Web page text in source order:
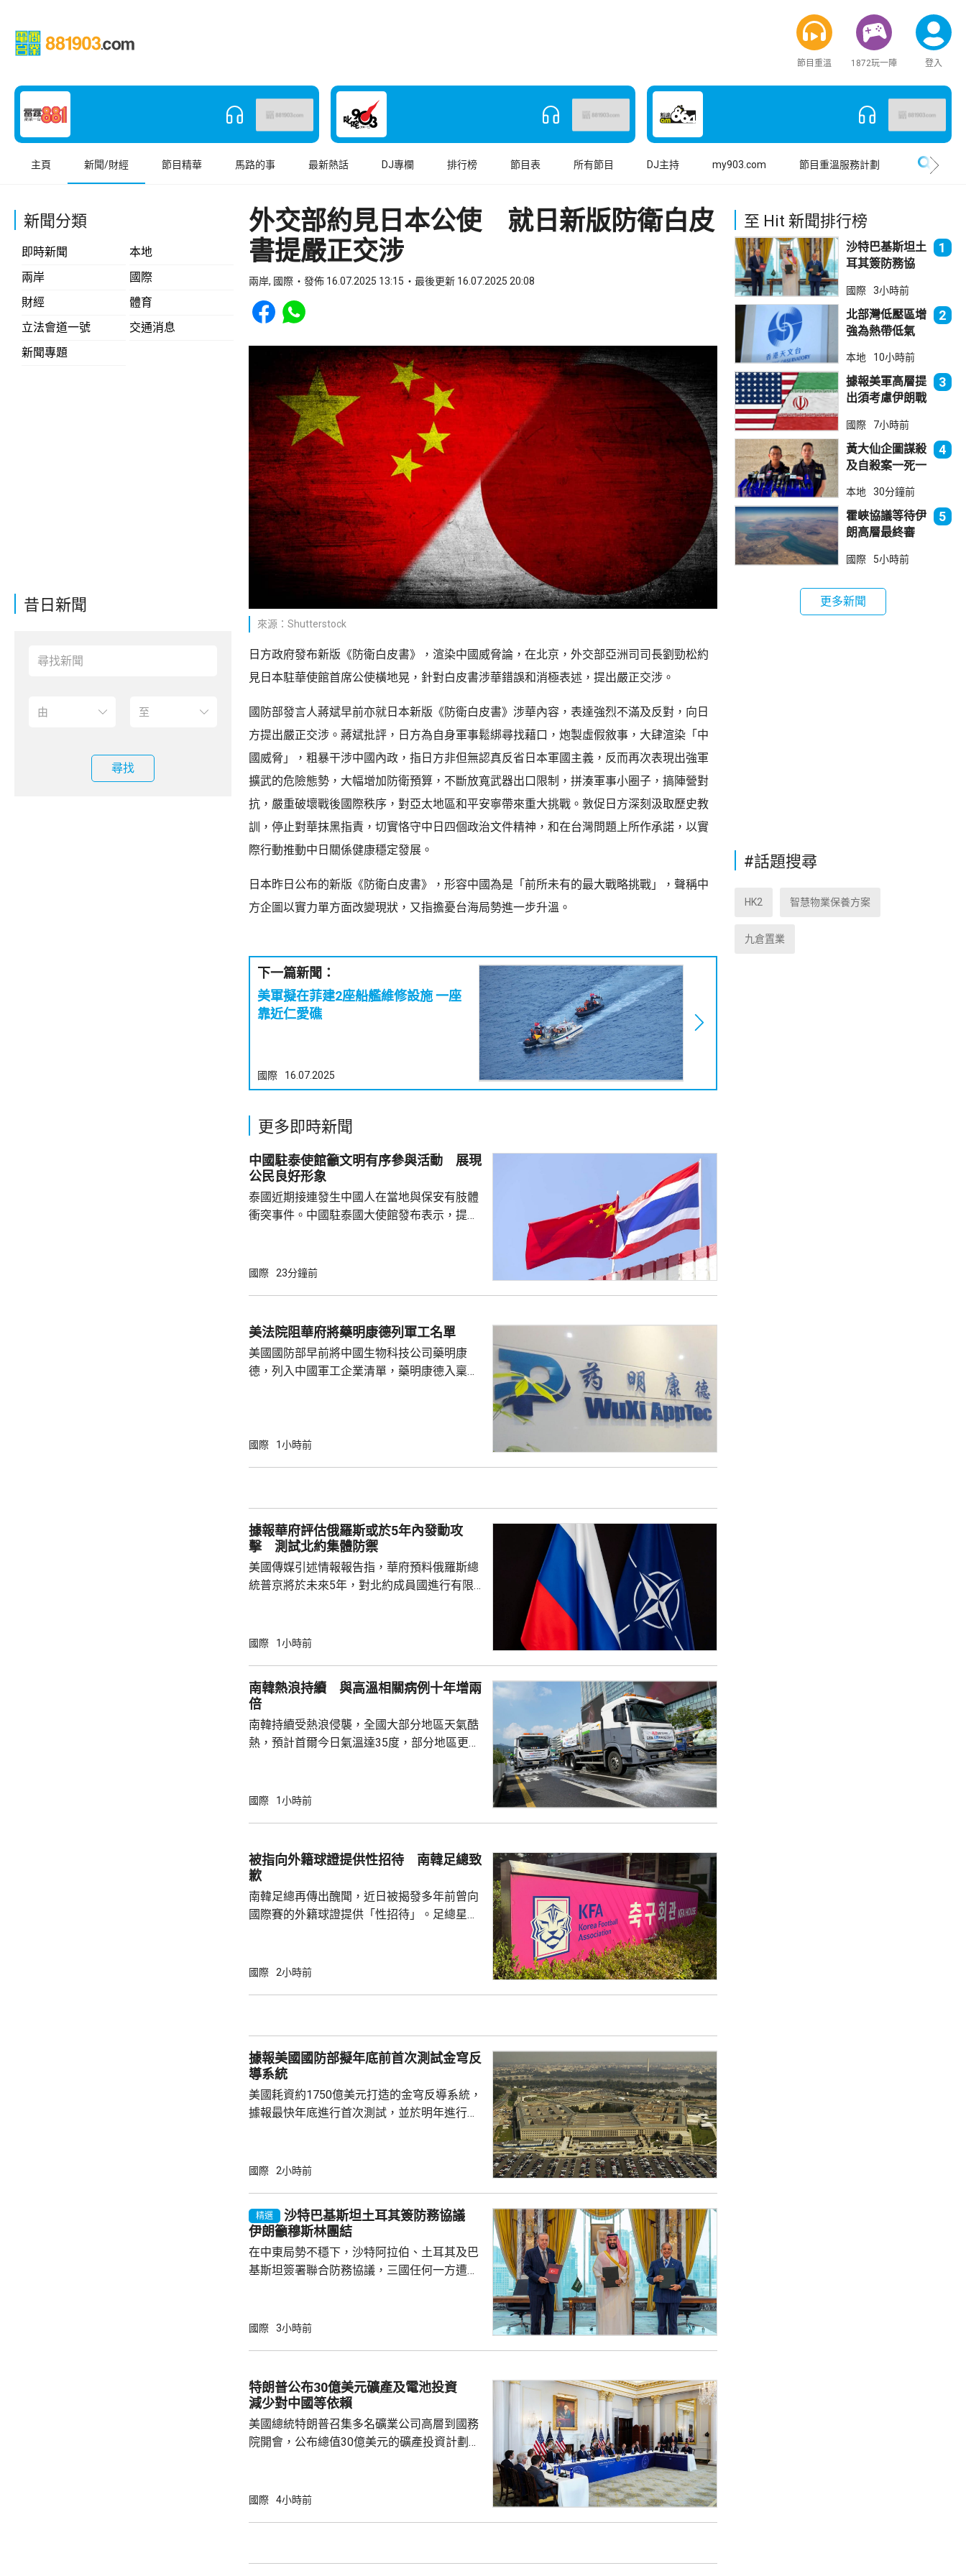
節目重溫 1872玩一陣 登入
主頁 新聞/財經 節目精華 馬路的事 最新熱話 DJ專欄 排行榜 節目表 所有節目 DJ主持 my903.com 節目重溫服務計劃
新聞分類
即時新聞
本地
兩岸
國際
財經
體育
立法會道一號
交通消息
新聞專題
昔日新聞
尋找
外交部約見日本公使 就日新版防衛白皮
書提嚴正交涉
兩岸, 國際 發佈 16.07.2025 13:15 最後更新 16.07.2025 20:08
Share to Facebook
Share to WhatsApp
來源：Shutterstock
日方政府發布新版《防衛白皮書》，渲染中國威脅論，在北京，外交部亞洲司司長劉勁松約
見日本駐華使館首席公使橫地晃，針對白皮書涉華錯誤和消極表述，提出嚴正交涉。
國防部發言人蔣斌早前亦就日本新版《防衛白皮書》涉華內容，表達強烈不滿及反對，向日
方提出嚴正交涉。蔣斌批評，日方為自身軍事鬆綁尋找藉口，炮製虛假敘事，大肆渲染「中
國威脅」，粗暴干涉中國內政，指日方非但無認真反省日本軍國主義，反而再次表現出強軍
擴武的危險態勢，大幅增加防衛預算，不斷放寬武器出口限制，拼湊軍事小圈子，搞陣營對
抗，嚴重破壞戰後國際秩序，對亞太地區和平安寧帶來重大挑戰。敦促日方深刻汲取歷史教
訓，停止對華抹黑指責，切實恪守中日四個政治文件精神，和在台灣問題上所作承諾，以實
際行動推動中日關係健康穩定發展。
日本昨日公布的新版《防衛白皮書》，形容中國為是「前所未有的最大戰略挑戰」，聲稱中
方企圖以實力單方面改變現狀，又指擔憂台海局勢進一步升溫。
下一篇新聞：
美軍擬在菲建2座船艦維修設施 一座
靠近仁愛礁
國際 16.07.2025
更多即時新聞
中國駐泰使館籲文明有序參與活動 展現
公民良好形象
泰國近期接連發生中國人在當地與保安有肢體
衝突事件。中國駐泰國大使館發布表示，提醒
定，文明旅遊、禮貌待人，展現中國公民良好
公民要提前做好準備，了解活動規則，包括入
場、拍攝、攜帶物品等要求，如發生糾紛或合
法權益受到侵害，應保持冷靜，依法理性維...
國際 23分鐘前
美法院阻華府將藥明康德列軍工名單
美國國防部早前將中國生物科技公司藥明康
德，列入中國軍工企業清單，藥明康德入稟法
決表示歡迎，認為此舉減輕公司被列入名單所
國際 1小時前
據報華府評估俄羅斯或於5年內發動攻
擊 測試北約集體防禦
美國傳媒引述情報報告指，華府預料俄羅斯總
統普京將於未來5年，對北約成員國進行有限
性，包括網絡攻擊或小規模入侵等，最有可能
地結束烏克蘭戰事的方式，便可能會升級對北
約的衝突。 北約拒絕置評，只表示一直評估不
同情況，準備好在必要時作出防衛和威...
國際 1小時前
南韓熱浪持續 與高溫相關病例十年增兩
倍
南韓持續受熱浪侵襲，全國大部分地區天氣酷
熱，預計首爾今日氣溫達35度，部分地區更高
天氣。 高溫天氣可能引致健康問題。南韓當局
2016至2020年增至658宗，過去5年稍為回
落，但仍有638宗。與高溫天氣有關的死亡病
例亦有所增加，...
國際 1小時前
被指向外籍球證提供性招待 南韓足總致
歉
南韓足總再傳出醜聞，近日被揭發多年前曾向
國際賽的外籍球證提供「性招待」。足總星期
革，保證加強組織內部的透明度和誠信，以滿
俗場所，向十多名外籍球證提供「性招待」，
每人涉及的費用由數十萬至近百萬韓...
國際 2小時前
據報美國國防部擬年底前首次測試金穹反
導系統
美國耗資約1750億美元打造的金穹反導系統，
據報最快年底進行首次測試，並於明年進行飛
年進行兩次飛行測試，將攔截器發射到空中目
行篩選。消息人士指，如果年底前順利完成地
面測試，政府會向相關公司支付6000萬美元，
預料美國太空部隊會由...
國際 2小時前
精選
沙特巴基斯坦土耳其簽防務協議
伊朗籲穆斯林團結
在中東局勢不穩下，沙特阿拉伯、土耳其及巴
基斯坦簽署聯合防務協議，三國任何一方遭受
伊朗支持的也門胡塞武裝攻擊。有沙特官員表
和土耳其介入，令戰事急劇擴大。 區內多個國
家和伊斯蘭合作組織都表示歡迎協議。不過伊
朗議會的國家安全與外交政策委員會...
國際 3小時前
特朗普公布30億美元礦產及電池投資
減少對中國等依賴
美國總統特朗普召集多名礦業公司高層到國務
院開會，公布總值30億美元的礦產投資計劃，
加強經濟穩定與安全，重新奪回美國作為世界
產，以及向明尼蘇達州一間磁鐵製造公司，投
國際 4小時前
至 Hit 新聞排行榜
沙特巴基斯坦土
耳其簽防務協
林團結
1
國際 3小時前
北部灣低壓區增
強為熱帶低氣
本港直接威脅不
大
2
本地 10小時前
據報美軍高層提
出須考慮伊朗戰
3
國際 7小時前
黃大仙企圖謀殺
及自殺案一死一
噪音爭執
4
本地 30分鐘前
霍峽協議等待伊
朗高層最終審
航道後解除封鎖
5
國際 5小時前
更多新聞
#話題搜尋
HK2 智慧物業保養方案
九倉置業